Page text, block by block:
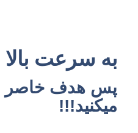
به سرعت بالا
پس هدف خاصر
میکنید!!!